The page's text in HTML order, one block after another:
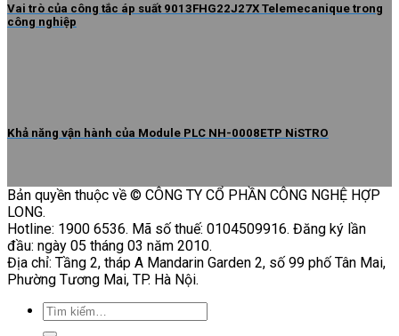
Vai trò của công tắc áp suất 9013FHG22J27X Telemecanique trong
công nghiệp
Khả năng vận hành của Module PLC NH-0008ETP NiSTRO
Bản quyền thuộc về © CÔNG TY CỔ PHẦN CÔNG NGHỆ HỢP
LONG.
Hotline: 1900 6536. Mã số thuế: 0104509916. Đăng ký lần
đầu: ngày 05 tháng 03 năm 2010.
Địa chỉ: Tầng 2, tháp A Mandarin Garden 2, số 99 phố Tân Mai,
Phường Tương Mai, TP. Hà Nội.
Tìm
kiếm: